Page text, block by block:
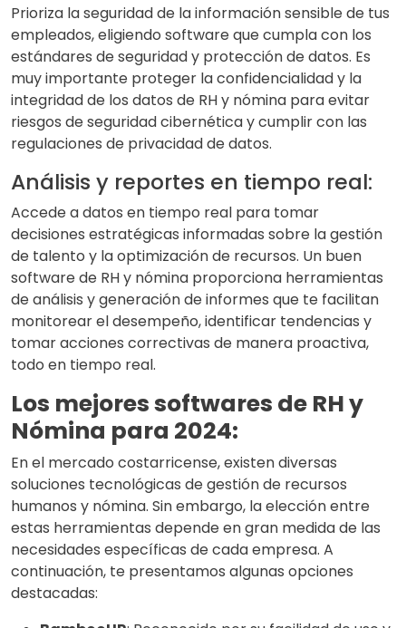
Prioriza la seguridad de la información sensible de tus
empleados, eligiendo software que cumpla con los
estándares de seguridad y protección de datos. Es
muy importante proteger la confidencialidad y la
integridad de los datos de RH y nómina para evitar
riesgos de seguridad cibernética y cumplir con las
regulaciones de privacidad de datos.
Análisis y reportes en tiempo real:
Accede a datos en tiempo real para tomar
decisiones estratégicas informadas sobre la gestión
de talento y la optimización de recursos. Un buen
software de RH y nómina proporciona herramientas
de análisis y generación de informes que te facilitan
monitorear el desempeño, identificar tendencias y
tomar acciones correctivas de manera proactiva,
todo en tiempo real.
Los mejores softwares de RH y
Nómina para 2024:
En el mercado costarricense, existen diversas
soluciones tecnológicas de gestión de recursos
humanos y nómina. Sin embargo, la elección entre
estas herramientas depende en gran medida de las
necesidades específicas de cada empresa. A
continuación, te presentamos algunas opciones
destacadas: